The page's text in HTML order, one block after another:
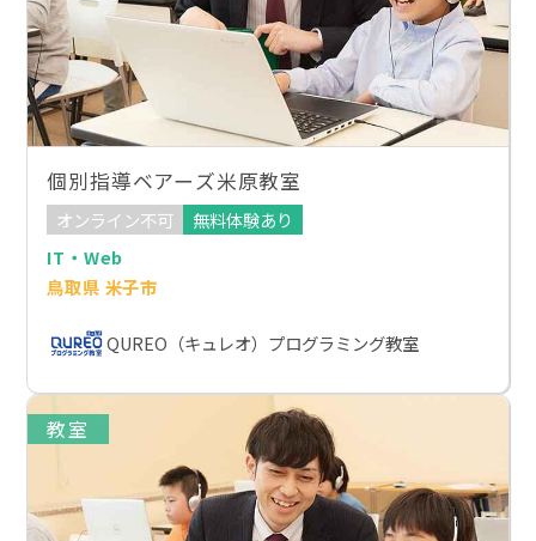
個別指導ベアーズ米原教室
オンライン不可
無料体験あり
IT・Web
鳥取県 米子市
QUREO（キュレオ）プログラミング教室
教室